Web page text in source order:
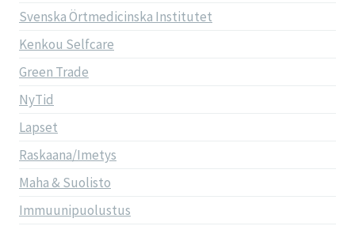
Svenska Örtmedicinska Institutet
Kenkou Selfcare
Green Trade
NyTid
Lapset
Raskaana/Imetys
Maha & Suolisto
Immuunipuolustus